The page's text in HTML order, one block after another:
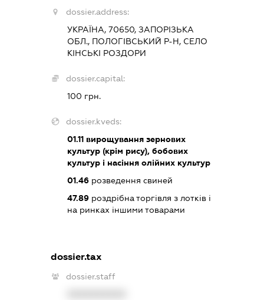
dossier.address:
УКРАЇНА, 70650, ЗАПОРІЗЬКА
ОБЛ., ПОЛОГІВСЬКИЙ Р-Н, СЕЛО
КІНСЬКІ РОЗДОРИ
dossier.capital:
100 грн.
dossier.kveds:
01.11вирощування зернових
культур (крім рису), бобових
культур і насіння олійних культур
01.46розведення свиней
47.89роздрібна торгівля з лотків і
на ринках іншими товарами
dossier.tax
dossier.staff